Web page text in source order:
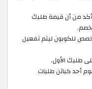
من أن قيمة طلبك
للكوبون ليتم تفعيل
طلبك الأول.
أحد كباتن طلبات